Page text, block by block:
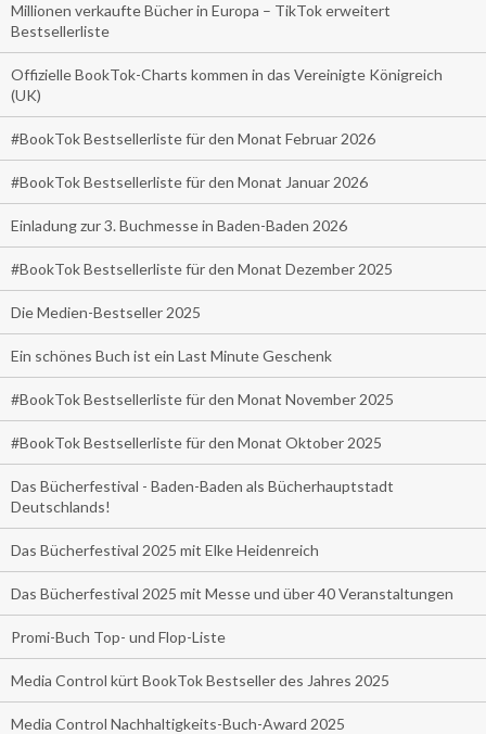
Millionen verkaufte Bücher in Europa – TikTok erweitert
Bestsellerliste
Offizielle BookTok-Charts kommen in das Vereinigte Königreich
(UK)
#BookTok Bestsellerliste für den Monat Februar 2026
#BookTok Bestsellerliste für den Monat Januar 2026
Einladung zur 3. Buchmesse in Baden-Baden 2026
#BookTok Bestsellerliste für den Monat Dezember 2025
Die Medien-Bestseller 2025
Ein schönes Buch ist ein Last Minute Geschenk
#BookTok Bestsellerliste für den Monat November 2025
#BookTok Bestsellerliste für den Monat Oktober 2025
Das Bücherfestival - Baden-Baden als Bücherhauptstadt
Deutschlands!
Das Bücherfestival 2025 mit Elke Heidenreich
Das Bücherfestival 2025 mit Messe und über 40 Veranstaltungen
Promi-Buch Top- und Flop-Liste
Media Control kürt BookTok Bestseller des Jahres 2025
Media Control Nachhaltigkeits-Buch-Award 2025